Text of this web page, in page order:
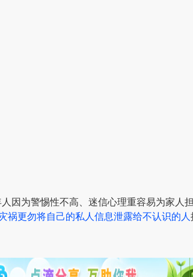
人因为警惕性不高、迷信心理重容易为家人
祸更勿将自己的私人信息泄露给不认识的人